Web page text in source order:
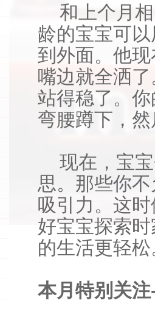
和上个月
龄的宝宝可
到外面。他
嘴边就全洒
站得稳了。
弯腰蹲下，
现在，宝
思。那些你
吸引力。这
好宝宝探索
的生活更轻
本月特别关